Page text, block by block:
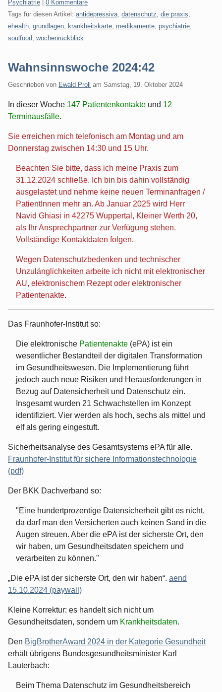
Kategorien:
Psychiatrie
0 Kommentare
Tags für diesen Artikel: antidepressiva datenschutz die praxis
ehealth grundlagen krankheitskarte medikamente psychiatrie
soulfood wochenrückblick
Wahnsinnswoche 2024:42
Geschrieben von Ewald Proll am Samstag, 19. Oktober 2024
In dieser Woche 147 Patientenkontakte und 12
Terminausfälle.
Sie erreichen mich telefonisch am Montag und am
Donnerstag zwischen 14:30 und 15 Uhr.
Beachten Sie bitte, dass ich meine Praxis zum
31.12.2024 schließe. Ich bin bis dahin vollständig
ausgelastet und nehme keine neuen Terminanfragen /
PatientInnen mehr an. Ab Januar 2025 wird Herr
Navid Ghiasi in 42275 Wuppertal, Kleiner Werth 20,
als Ihr Ansprechpartner zur Verfügung stehen.
Vollständige Kontaktdaten folgen.
Wegen Datenschutzbedenken und technischer
Unzulänglichkeiten arbeite ich nicht mit elektronischer
AU, elektronischem Rezept oder elektronischer
Patientenakte.
Das Fraunhofer-Institut so:
Die elektronische Patientenakte (ePA) ist ein
wesentlicher Bestandteil der digitalen Transformation
im Gesundheitswesen. Die Implementierung führt
jedoch auch neue Risiken und Herausforderungen in
Bezug auf Datensicherheit und Datenschutz ein.
Insgesamt wurden 21 Schwachstellen im Konzept
identifiziert. Vier werden als hoch, sechs als mittel und
elf als gering eingestuft.
Sicherheitsanalyse des Gesamtsystems ePA für alle.
Fraunhofer-Institut für sichere Informationstechnologie
(pdf)
Der BKK Dachverband so:
"Eine hundertprozentige Datensicherheit gibt es nicht,
da darf man den Versicherten auch keinen Sand in die
Augen streuen. Aber die ePA ist der sicherste Ort, den
wir haben, um Gesundheitsdaten speichern und
verarbeiten zu können."
„Die ePA ist der sicherste Ort, den wir haben“. aend
15.10.2024 (paywall)
Kleine Korrektur: es handelt sich nicht um
Gesundheitsdaten, sondern um Krankheitsdaten.
Den BigBrotherAward 2024 in der Kategorie Gesundheit
erhält übrigens Bundesgesundheitsminister Karl
Lauterbach:
Beim Thema Datenschutz im Gesundheitsbereich